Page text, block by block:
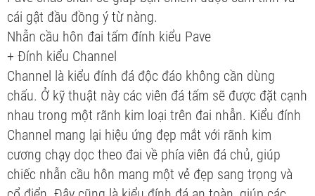
cái gật đầu đồng ý từ nàng.
Nhẫn cầu hôn đai tấm đính kiểu Pave
+ Đính kiểu Channel
Channel là kiểu đính đá độc đáo không cần dùng
chấu. Ở kỹ thuật này các viên đá tấm sẽ được đặt cạnh
nhau trong một rãnh kim loại trên đai nhẫn. Kiểu đính
Channel mang lại hiệu ứng đẹp mắt với rãnh kim
cương chạy dọc theo đai về phía viên đá chủ, giúp
chiếc nhẫn cầu hôn mang một vẻ đẹp sang trọng và